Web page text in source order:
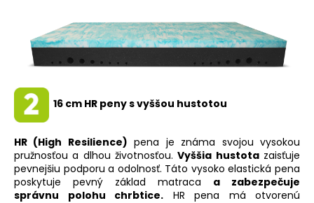
16 cm HR peny s vyššou hustotou
HR (High Resilience) pena je známa svojou vysokou
pružnosťou a dlhou životnosťou.Vyššia hustotazaisťuje
pevnejšiu podporu a odolnosť. Táto vysoko elastická pena
poskytuje pevný základ matraca a zabezpečuje
správnu polohu chrbtice. HR pena má otvorenú